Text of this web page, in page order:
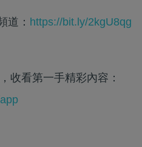
道： https://bit.ly/2kgU8qg
收看第一手精彩內容：